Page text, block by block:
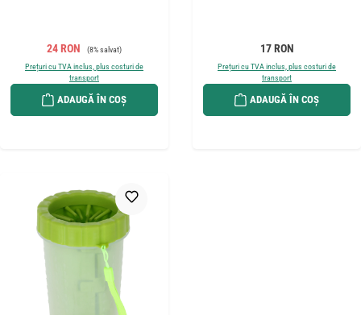
Preț de vânzare:
24 RON Preț obișnuit:
(8% salvat)
Prețuri cu TVA inclus, plus costuri de
transport
ADAUGĂ ÎN COȘ
Preț obișnuit:
17 RON
Prețuri cu TVA inclus, plus costuri de
transport
ADAUGĂ ÎN COȘ